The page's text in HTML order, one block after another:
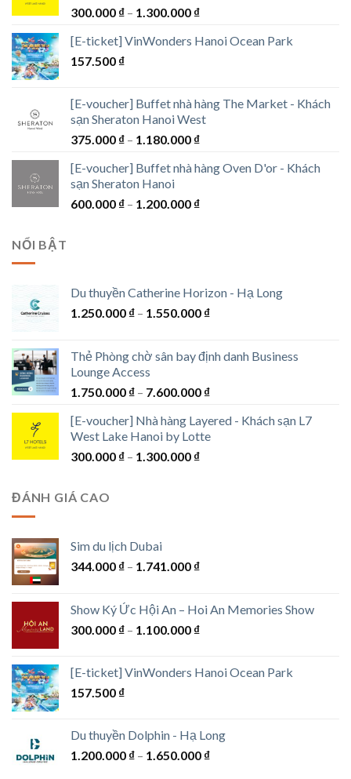
300.000 ₫ – 1.300.000 ₫Khoảng
từ
[E-ticket] VinWonders Hanoi Ocean Park
157.500 ₫
[E-voucher] Buffet nhà hàng The Market - Khách
sạn Sheraton Hanoi West
375.000 ₫ – 1.180.000 ₫Khoảng
từ
đến
[E-voucher] Buffet nhà hàng Oven D'or - Khách
sạn Sheraton Hanoi
600.000 ₫ – 1.200.000 ₫Khoảng
NỔI BẬT
Du thuyền Catherine Horizon - Hạ Long
1.250.000 ₫ – 1.550.000 ₫Khoảng
1.250.000 ₫
1.550.000 ₫
Thẻ Phòng chờ sân bay định danh Business
Lounge Access
1.750.000 ₫ – 7.600.000 ₫Khoảng
từ
1.750.000 ₫
[E-voucher] Nhà hàng Layered - Khách sạn L7
West Lake Hanoi by Lotte
300.000 ₫ – 1.300.000 ₫Khoảng
ĐÁNH GIÁ CAO
Sim du lịch Dubai
344.000 ₫ – 1.741.000 ₫Khoảng
344.000 ₫
đến
Show Ký Ức Hội An – Hoi An Memories Show
300.000 ₫ – 1.100.000 ₫Khoảng
300.000 ₫
[E-ticket] VinWonders Hanoi Ocean Park
157.500 ₫
Du thuyền Dolphin - Hạ Long
1.200.000 ₫ – 1.650.000 ₫Khoảng